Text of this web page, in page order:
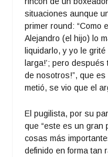
situaciones aunque
primer round: “Como
Alejandro (el hijo) lo
liquidarlo, y yo le
larga!’; pero
de nosotros!”, que
metió, se vio que el
El pugilista, por su
que “este es un gran
cosas más
definido en forma tan